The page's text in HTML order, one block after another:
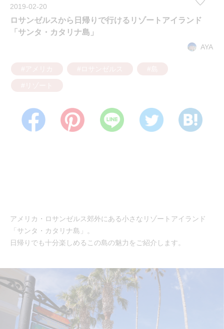
2019-02-20
ロサンゼルスから日帰りで行けるリゾートアイランド
「サンタ・カタリナ島」
AYA
アメリカ・ロサンゼルス郊外にある小さなリゾートアイランド
「サンタ・カタリナ島」。
日帰りでも十分楽しめるこの島の魅力をご紹介します。